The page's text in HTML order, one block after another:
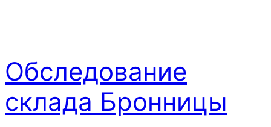
Обследование
склада Бронницы